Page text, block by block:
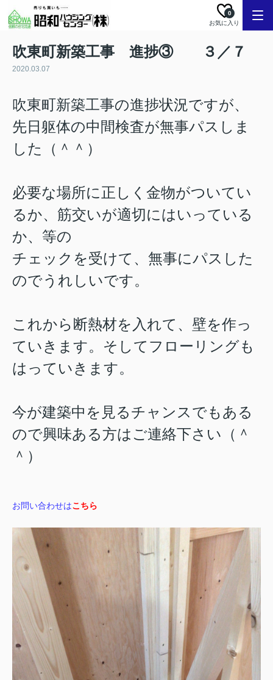
お気に入り
0
吹東町新築工事 進捗③ ３／７
2020.03.07
吹東町新築工事の進捗状況ですが、
先日躯体の中間検査が無事パスしま
した
（＾＾）
必要な場所に正しく金物がついてい
るか、筋交いが適切にはいっている
か、等の
チェックを受けて、無事にパスした
のでうれしいです。
これから断熱材を入れて、壁を作っ
ていきます。そしてフローリングも
はっていきます。
今が建築中を見るチャンスでもある
ので興味ある方はご連絡下さい（＾
＾）
お問い合わせはこちら